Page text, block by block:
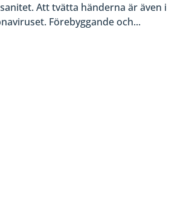
Att tvätta händerna är även
Förebyggande och...